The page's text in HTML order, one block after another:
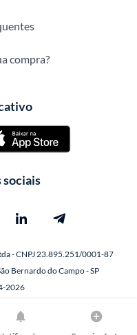
compra?
sociais
- CNPJ 23.895.251/0001-87
Bernardo do Campo - SP
2026